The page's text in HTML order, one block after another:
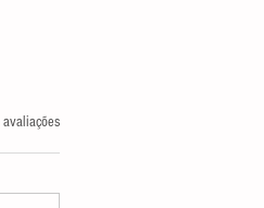
avaliações